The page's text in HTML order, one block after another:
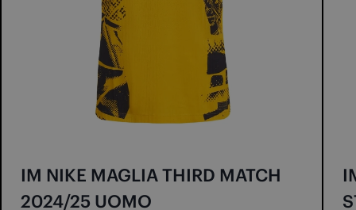
IM NIKE MAGLIA THIRD MATCH
2024/25 UOMO